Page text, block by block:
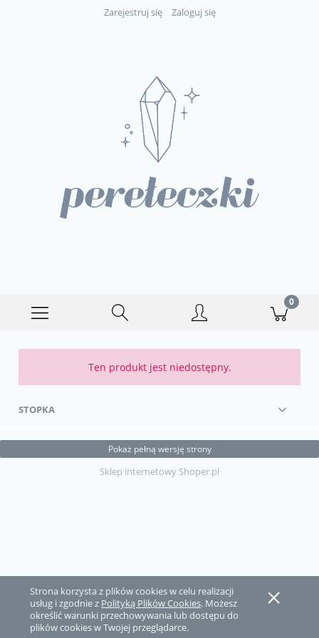
Strona korzysta z plików cookies w celu realizacji
usług i zgodnie z Polityką Plików Cookies. Możesz
określić warunki przechowywania lub dostępu do
plików cookies w Twojej przeglądarce.
Zarejestruj się Zaloguj się
Ten produkt jest niedostępny.
STOPKA
Pokaż pełną wersję strony
Sklep internetowy Shoper.pl